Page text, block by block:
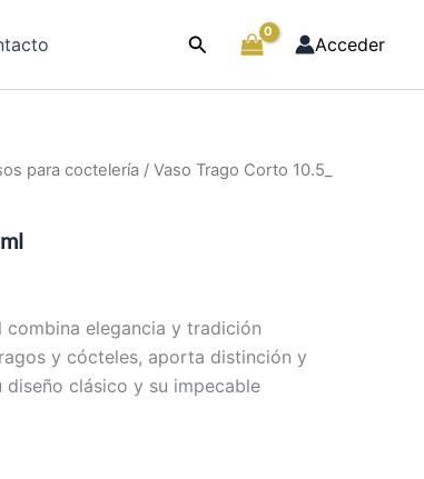
Buscar Acceder
para coctelería / Vaso Trago Corto 10.5_
combina elegancia y tradición
y cócteles, aporta distinción y
clásico y su impecable